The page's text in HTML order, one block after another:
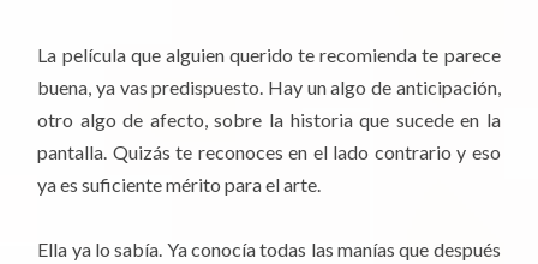
La película que alguien querido te recomienda te parece
buena, ya vas predispuesto. Hay un algo de anticipación,
otro algo de afecto, sobre la historia que sucede en la
pantalla. Quizás te reconoces en el lado contrario y eso
ya es suficiente mérito para el arte.
Ella ya lo sabía. Ya conocía todas las manías que después